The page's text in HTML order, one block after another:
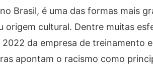
Brasil, é uma das formas mais
origem cultural. Dentre muitas
da empresa de treinamento
apontam o racismo como